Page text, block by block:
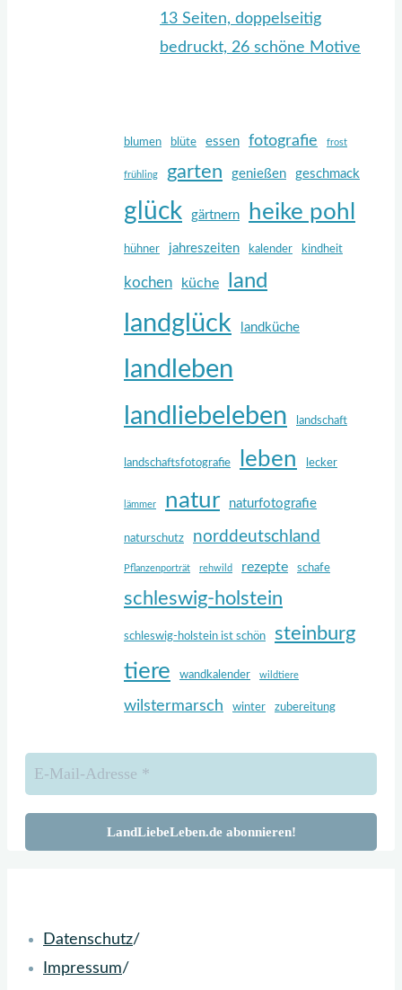
13 Seiten, doppelseitig
bedruckt, 26 schöne Motive
blumen blüte essen fotografie frost
frühling garten genießen geschmack
glück gärtnern heike pohl
hühner jahreszeiten kalender kindheit
kochen küche land
landglück landküche
landleben
landliebeleben
landschaft
landschaftsfotografie leben lecker
lämmer natur naturfotografie
naturschutz norddeutschland
Pflanzenporträt rehwild rezepte schafe
schleswig-holstein
schleswig-holstein ist schön steinburg
tiere wandkalender wildtiere
wilstermarsch winter zubereitung
oben
Datenschutz/
Impressum/